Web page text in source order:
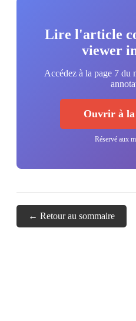
Lire l'article
viewer
Accédez à la page 7 du
Ouvrir à
Réservé aux
← Retour au sommaire